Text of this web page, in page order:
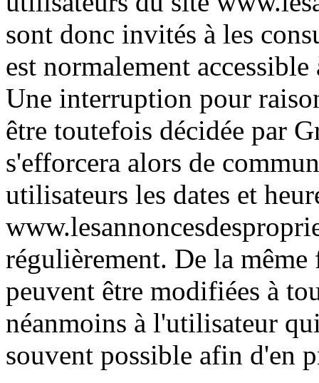
sont donc invités à les
est normalement
Une interruption pour
être toutefois décidée par
s'efforcera alors de
utilisateurs les dates et
régulièrement. De la
peuvent être modifiées à
néanmoins à l'utilisateur
souvent possible afin d'en